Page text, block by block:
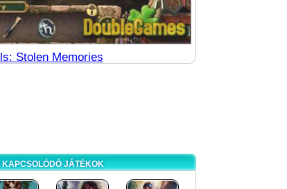
Stolen Memories
KAPCSOLÓDÓ JÁTÉKOK